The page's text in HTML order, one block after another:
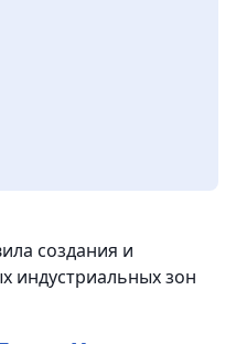
создания и
индустриальных зон